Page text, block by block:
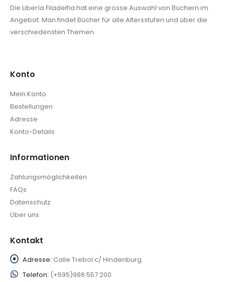
Die Libería Filadelfia hat eine grosse Auswahl von Büchern im
Angebot. Man findet Bücher für alle Altersstufen und über die
verschiedensten Themen.
Konto
Mein Konto
Bestellungen
Adresse
Konto-Details
Informationen
Zahlungsmöglichkeiten
FAQs
Datenschutz
Über uns
Kontakt
Adresse: Calle Trebol c/ Hindenburg
Telefon: (+595)986 557 200